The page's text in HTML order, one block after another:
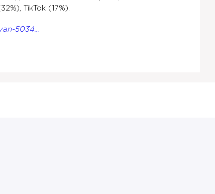
TikTok (17%).
5034...